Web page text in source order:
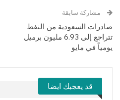
مشاركة سابقة
صادرات السعودية من النفط
تتراجع إلى 6.93 مليون برميل
يومياً في مايو
قد يعجبك ايضا